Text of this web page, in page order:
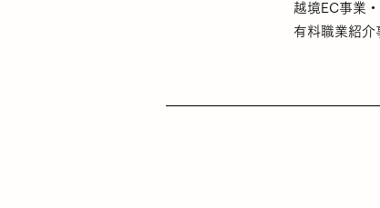
越境EC事業・旅
有料職業紹介事